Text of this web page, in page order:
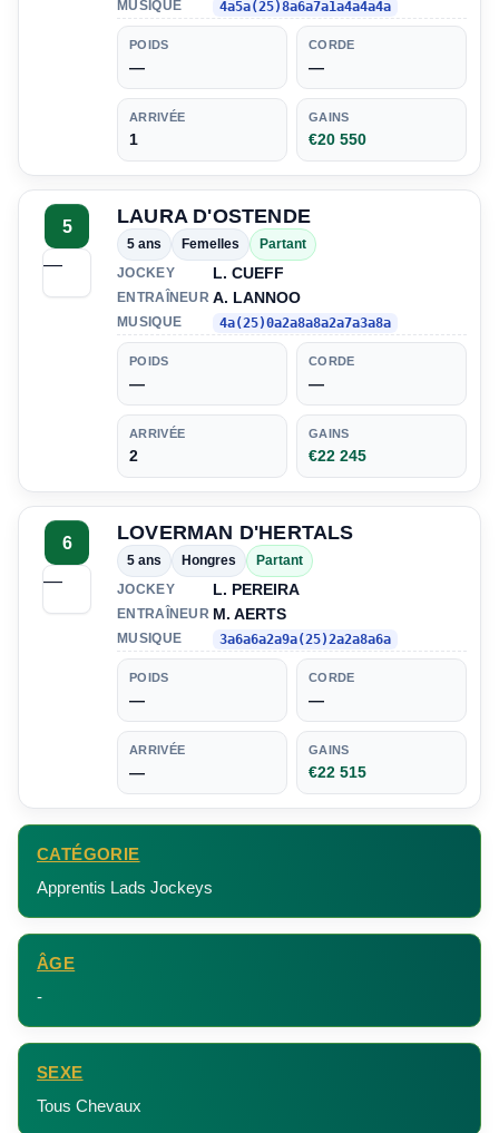
MUSIQUE 4a5a(25)8a6a7a1a4a4a4a
POIDS
—
CORDE
—
ARRIVÉE
1
GAINS
€20 550
5
—
LAURA D'OSTENDE
5 ans Femelles
Partant
JOCKEY
L. CUEFF
ENTRAÎNEUR A. LANNOO
MUSIQUE 4a(25)0a2a8a8a2a7a3a8a
POIDS
—
CORDE
—
ARRIVÉE
2
GAINS
€22 245
6
—
LOVERMAN D'HERTALS
5 ans Hongres
Partant
JOCKEY
L. PEREIRA
ENTRAÎNEUR M. AERTS
MUSIQUE 3a6a6a2a9a(25)2a2a8a6a
POIDS
—
CORDE
—
ARRIVÉE
—
GAINS
€22 515
CATÉGORIE
Apprentis Lads Jockeys
ÂGE
-
SEXE
Tous Chevaux